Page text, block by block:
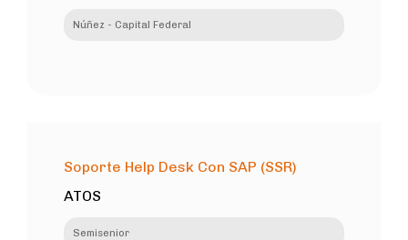
Núñez - Capital Federal
Soporte Help Desk Con SAP (SSR)
ATOS
Semisenior